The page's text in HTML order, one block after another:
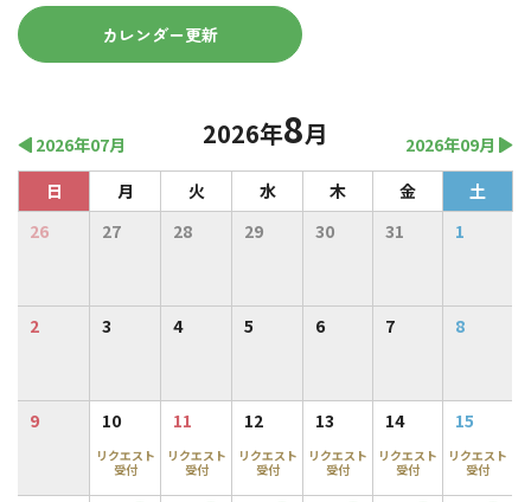
2026年07月 2026年8月
2026年09月
日
月 火 水 木 金
土
26
27 28 29 30 31 1
2 3 4 5 6 7 8
9 10
リクエスト
受付
11
リクエスト
受付
12
リクエスト
受付
13
リクエスト
受付
14
リクエスト
受付
15
リクエスト
受付